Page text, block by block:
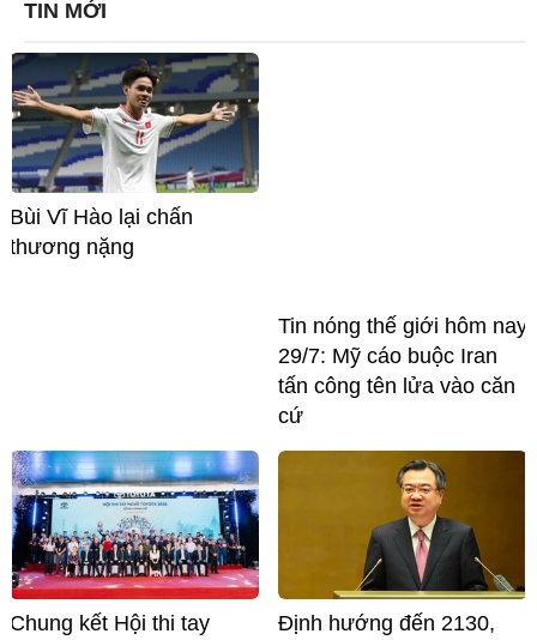
TIN MỚI
Bùi Vĩ Hào lại chấn
thương nặng
Tin nóng thế giới hôm nay
29/7: Mỹ cáo buộc Iran
tấn công tên lửa vào căn
cứ
Chung kết Hội thi tay
Định hướng đến 2130,